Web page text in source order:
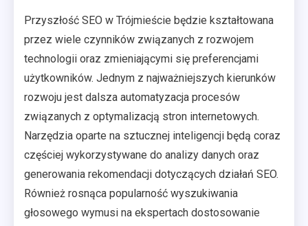
Przyszłość SEO w Trójmieście będzie kształtowana
przez wiele czynników związanych z rozwojem
technologii oraz zmieniającymi się preferencjami
użytkowników. Jednym z najważniejszych kierunków
rozwoju jest dalsza automatyzacja procesów
związanych z optymalizacją stron internetowych.
Narzędzia oparte na sztucznej inteligencji będą coraz
częściej wykorzystywane do analizy danych oraz
generowania rekomendacji dotyczących działań SEO.
Również rosnąca popularność wyszukiwania
głosowego wymusi na ekspertach dostosowanie